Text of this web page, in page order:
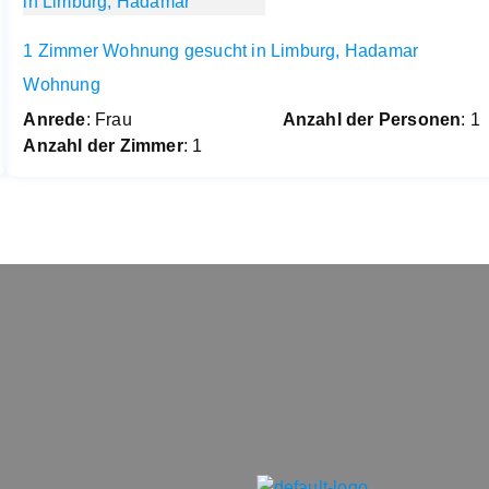
1 Zimmer Wohnung gesucht in Limburg, Hadamar
Wohnung
Anrede: Frau Anzahl der Personen: 1
Anzahl der Zimmer: 1